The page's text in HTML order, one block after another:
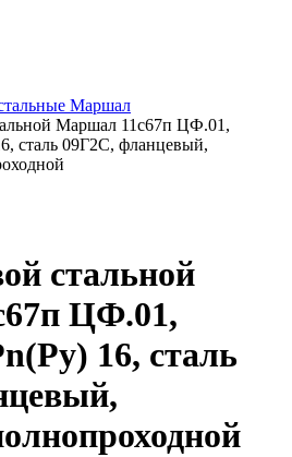
Маршал
Маршал 11с67п ЦФ.01,
сталь 09Г2С, фланцевый,
стальной
ЦФ.01,
16, сталь